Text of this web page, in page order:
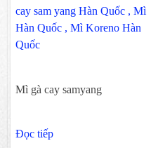
Mì gà cay samyang
Đọc tiếp